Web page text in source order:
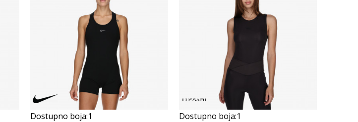
Uporedi
Dostupno boja:1
Uporedi
Dostupno boja:1